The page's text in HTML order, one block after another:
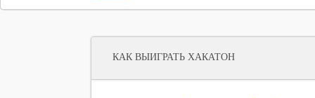
КАК ВЫИГРАТЬ ХАКАТОН